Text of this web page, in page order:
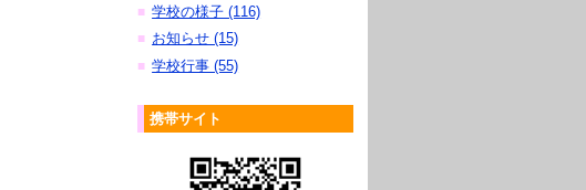
■ 学校の様子 (116)
■ お知らせ (15)
■ 学校行事 (55)
携帯サイト